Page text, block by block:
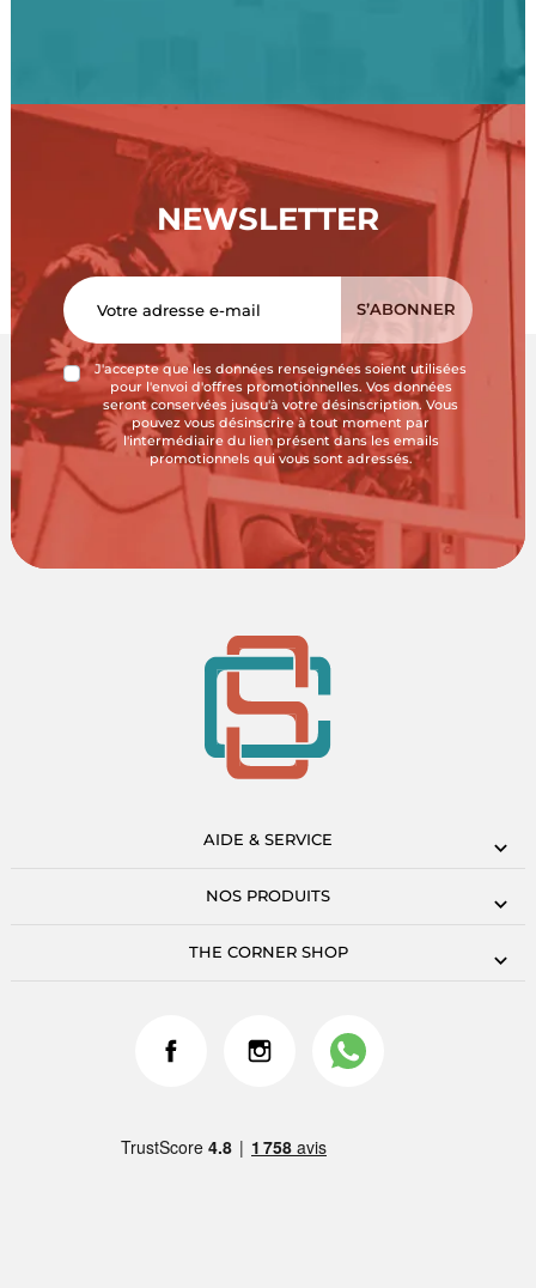
NEWSLETTER
J'accepte que les données renseignées soient utilisées
pour l'envoi d'offres promotionnelles. Vos données
seront conservées jusqu'à votre désinscription. Vous
pouvez vous désinscrire à tout moment par
l'intermédiaire du lien présent dans les emails
promotionnels qui vous sont adressés.
AIDE & SERVICE
NOS PRODUITS
THE CORNER SHOP